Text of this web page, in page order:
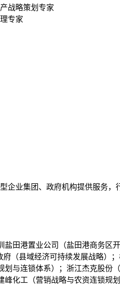
战略策划专家
专家
业集团、政府机构提供服务，
田港置业公司（盐田港商务区
（县域经济可持续发展战略）
与连锁体系）；浙江杰克股份
化工（营销战略与农资连锁规